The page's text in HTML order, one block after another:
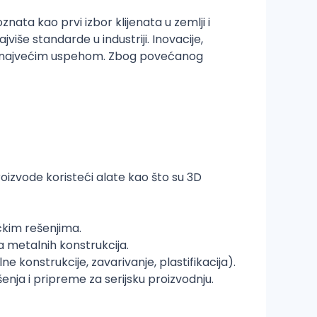
kao prvi izbor klijenata u zemlji i
standarde u industriji. Inovacije,
uspehom. Zbog povećanog
koristeći alate kao što su 3D
rešenjima.
metalnih konstrukcija.
konstrukcije, zavarivanje, plastifikacija).
i pripreme za serijsku proizvodnju.